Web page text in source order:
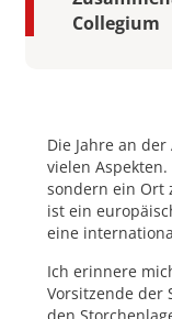
Collegium
Die Jahre an
vielen
sondern ein Ort
ist ein
eine
Ich erinnere
Vorsitzende der